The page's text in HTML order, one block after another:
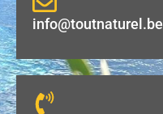
info@toutnaturel.be